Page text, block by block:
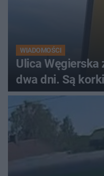
WIADOMOŚCI
Ulica Węgierska
dwa dni. Są